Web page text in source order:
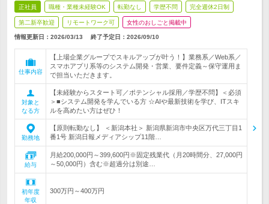
正社員 職種・業種未経験OK 転勤なし 学歴不問 完全週休2日制
第二新卒歓迎 リモートワーク可 女性のおしごと掲載中
情報更新日：2026/03/13 終了予定日： 2026/09/10
仕事内容
【上場企業グループでスキルアップが叶う！】業務系／Web系／
スマホアプリ系等のシステム開発・営業、要件定義～保守運用ま
で担当いただきます。
対象と
なる方
【未経験からスタート可／ポテンシャル採用／学歴不問】＜必須
＞■システム開発を学んでいる方 ☆AIや最新技術を学び、ITスキ
ルを高めたい方はぜひ！
勤務地
【原則転勤なし】 ＜新潟本社＞ 新潟県新潟市中央区万代三丁目1
番1号 新潟日報メディアシップ11階…
給与
月給200,000円～399,600円※固定残業代（月20時間分、27,000円
～50,000円）含む※超過分は別途…
初年度
年収
300万円～400万円